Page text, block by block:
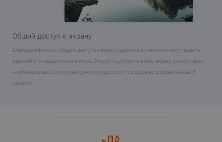
Общий доступ к экрану
Благодаря функции общего доступа к экрану удаленные участники могут видеть
рабочий стол вашего компьютера. Откройте доступ ко всему экрану или его части,
чтобы рассказать о компьютерном процессе или продемонстрировать новый
продукт.